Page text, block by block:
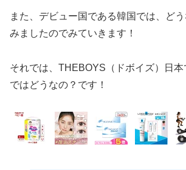
また、デビュー国である韓国では、ど
みましたのでみていきます！
それでは、THEBOYS（ドボイズ）日本
ではどうなの？です！